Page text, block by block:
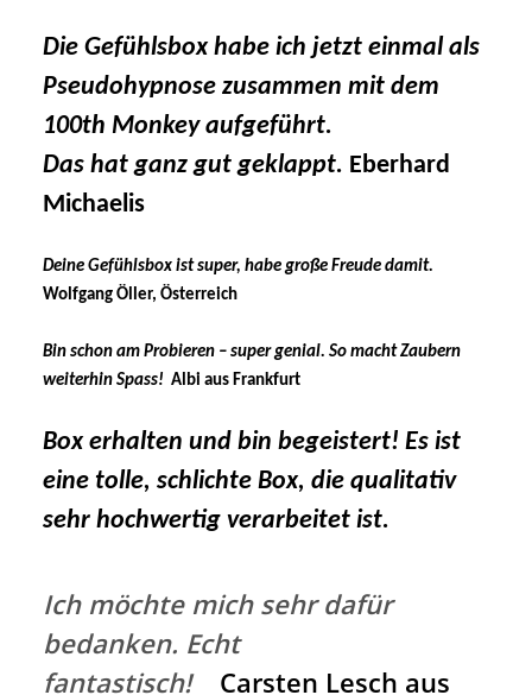
Die Gefühlsbox habe ich jetzt einmal als
Pseudohypnose zusammen mit dem
100th Monkey aufgeführt.
Das hat ganz gut geklappt. Eberhard
Michaelis
Deine Gefühlsbox ist super, habe große Freude damit.
Wolfgang Öller, Österreich
Bin schon am Probieren – super genial. So macht Zaubern
weiterhin Spass! Albi aus Frankfurt
Box erhalten und bin begeistert! Es ist
eine tolle, schlichte Box, die qualitativ
sehr hochwertig verarbeitet ist.
Ich möchte mich sehr dafür
bedanken. Echt
fantastisch!
Carsten Lesch aus